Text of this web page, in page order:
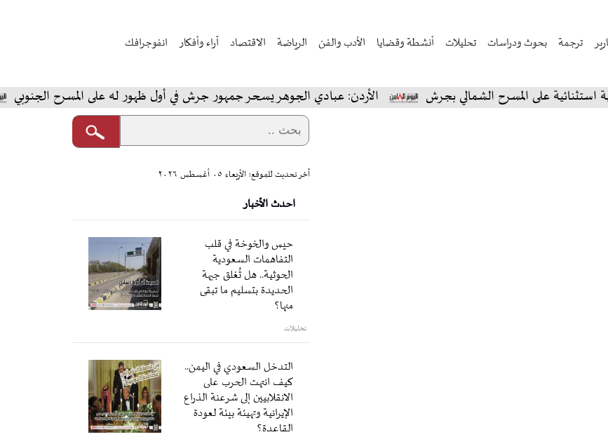
ترجمة بحوث ودراسات تحليلات أنشطة وقضايا الأدب والفن الرياضة الاقتصاد آراء وأفكار انفوجرافك
على المسرح الشمالي بجرش الأردن: عبادي الجوهر يسحر جمهور جرش في أول ظهور له على المسرح الجنوبي
آخر تحديث للموقع: الأربعاء ٠٥ أغسطس ٢٠٢٦
احدث الأخبار
حيس والخوخة في قلب
التفاهمات السعودية
الحوثية.. هل تُغلق جبهة
الحديدة بتسليم ما تبقى
منها؟
تحليلات
التدخل السعودي في اليمن..
كيف انتهت الحرب على
الانقلابيين إلى شرعنة الذراع
الإيرانية وتهيئة بيئة لعودة
القاعدة؟